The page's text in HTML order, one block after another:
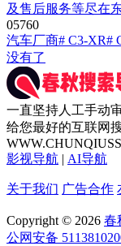
及售后服务等尽在
05760
汽车厂商# C3-XR#
没有了
一直坚持人工手动
给您最好的互联网
影视导航 | AI导航
关于我们 广告合作
Copyright © 2026 春
公网安备